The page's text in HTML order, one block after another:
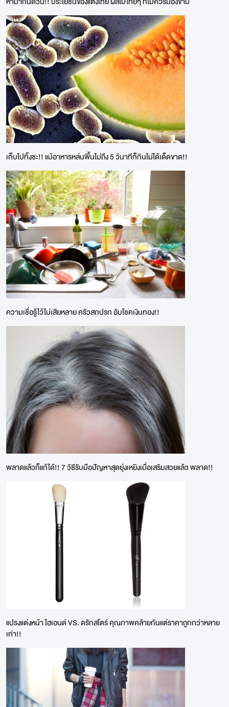
เก็บไปทิ้งซะ!! แม้อาหารหล่นพื้นไม่ถึง 5 วินาทีก็กินไม่ได้เด็ดขาด!!
ความเชื่อรู้ไว้ไม่เสียหลาย ครัวสกปรก อับโชคเงินทอง!!
พลาดแล้วก็แก้ได้!! 7 วิธีรับมือปัญหาสุดยุ่งเหยิงเมื่อเสริมสวยแล้ว พลาด!!
แปรงแต่งหน้า ไฮเอนด์ VS. ดรักสโตร์ คุณภาพคล้ายกันแต่ราคาถูกกว่าหลาย
เท่า!!